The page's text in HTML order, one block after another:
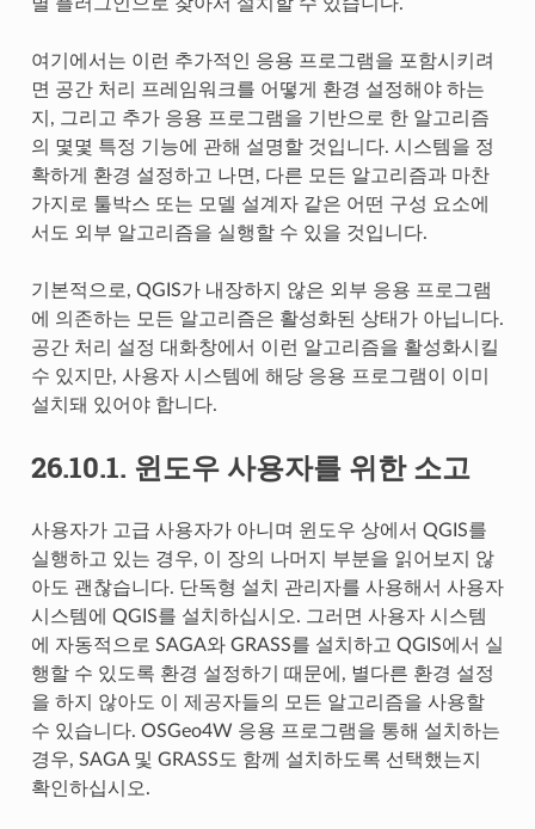
여기에서는 이런 추가적인 응용 프로그램을 포함시키려
면 공간 처리 프레임워크를 어떻게 환경 설정해야 하는
지, 그리고 추가 응용 프로그램을 기반으로 한 알고리즘
의 몇몇 특정 기능에 관해 설명할 것입니다. 시스템을 정
확하게 환경 설정하고 나면, 다른 모든 알고리즘과 마찬
가지로 툴박스 또는 모델 설계자 같은 어떤 구성 요소에
서도 외부 알고리즘을 실행할 수 있을 것입니다.
기본적으로, QGIS가 내장하지 않은 외부 응용 프로그램
에 의존하는 모든 알고리즘은 활성화된 상태가 아닙니다.
공간 처리 설정 대화창에서 이런 알고리즘을 활성화시킬
수 있지만, 사용자 시스템에 해당 응용 프로그램이 이미
설치돼 있어야 합니다.
26.10.1. 윈도우 사용자를 위한 소고
사용자가 고급 사용자가 아니며 윈도우 상에서 QGIS를
실행하고 있는 경우, 이 장의 나머지 부분을 읽어보지 않
아도 괜찮습니다. 단독형 설치 관리자를 사용해서 사용자
시스템에 QGIS를 설치하십시오. 그러면 사용자 시스템
에 자동적으로 SAGA와 GRASS를 설치하고 QGIS에서 실
행할 수 있도록 환경 설정하기 때문에, 별다른 환경 설정
을 하지 않아도 이 제공자들의 모든 알고리즘을 사용할
수 있습니다. OSGeo4W 응용 프로그램을 통해 설치하는
경우, SAGA 및 GRASS도 함께 설치하도록 선택했는지
확인하십시오.